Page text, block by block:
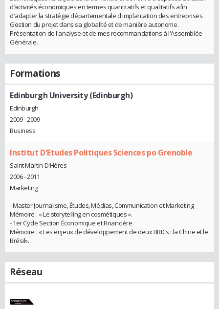
d’activités économiques en termes quantitatifs et qualitatifs afin
d'adapter la stratégie départementale d'implantation des entreprises.
Gestion du projet dans sa globalité et de manière autonome.
Présentation de l'analyse et de mes recommandations à l'Assemblée
Générale.
Formations
Edinburgh University (Edinburgh)
Edinburgh
2009 - 2009
Business
Institut D'Etudes Politiques Sciences po Grenoble
Saint Martin D'Hères
2006 - 2011
Marketing
- Master Journalisme, Études, Médias, Communication et Marketing
Mémoire : « Le storytelling en cosmétiques ».
- 1er Cycle Section Économique et Financière
Mémoire : « Les enjeux de développement de deux BRICs : la Chine et le
Brésil».
Réseau